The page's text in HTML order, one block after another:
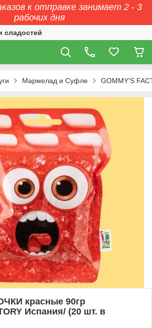
к отправке занимает 2 - 3
рабочих дня
сладостей
Мармелад и Суфле GOMMY'S
красные 90гр
Испания/ (20 шт. в